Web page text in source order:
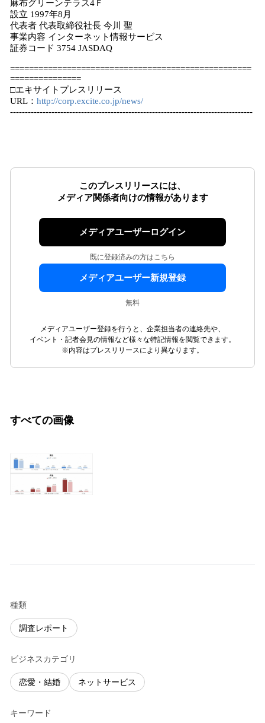
麻布グリーンテラス4Ｆ
設立 1997年8月
代表者 代表取締役社長 今川 聖
事業内容 インターネット情報サービス
証券コード 3754 JASDAQ
===================================================
===============
□エキサイトプレスリリース
URL： http://corp.excite.co.jp/news/
----------------------------------------------------------------------------------
このプレスリリースには、
メディア関係者向けの情報があります
メディアユーザーログイン
既に登録済みの方はこちら
メディアユーザー新規登録
無料
メディアユーザー登録を行うと、企業担当者の連絡先や、
イベント・記者会見の情報など様々な特記情報を閲覧できます。
※内容はプレスリリースにより異なります。
すべての画像
種類
調査レポート
ビジネスカテゴリ
恋愛・結婚 ネットサービス
キーワード